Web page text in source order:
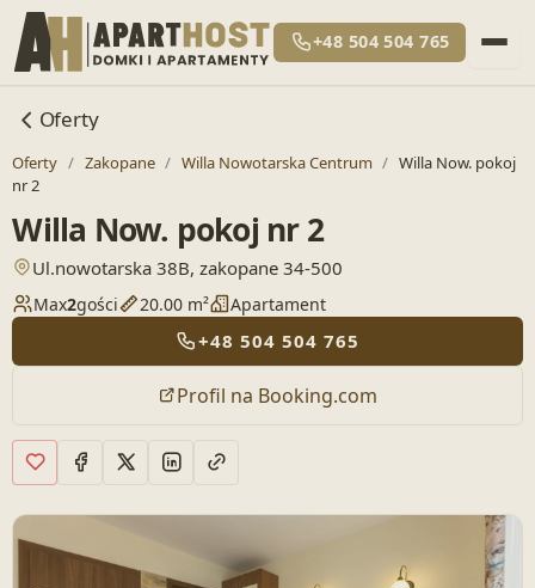
+48 504 504 765
Oferty
Oferty / Zakopane / Willa Nowotarska Centrum / Willa Now. pokoj
nr 2
Willa Now. pokoj nr 2
Ul.nowotarska 38B, zakopane 34-500
— otwiera lokalizację w Google Maps
Max2gości 20.00 m² Apartament
+48 504 504 765
Profil na Booking.com
Dodaj do ulubionych